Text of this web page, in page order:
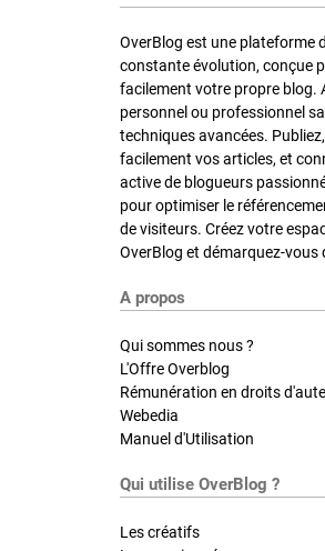
OverBlog est une plateforme
constante évolution, conçue
facilement votre propre blog.
personnel ou professionnel
techniques avancées.
facilement vos articles, et
active de blogueurs
pour optimiser le
de visiteurs. Créez votre
OverBlog et démarquez-
A propos
Qui sommes nous ?
L'Offre Overblog
Rémunération en droits
Webedia
Manuel d'Utilisation
Qui utilise OverBlog ?
Les créatifs